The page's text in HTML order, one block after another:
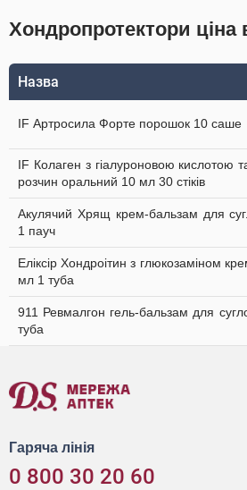
Хондропротектори ціна
Назва
IF Артросила Форте порошок 10 саше
IF Колаген з гіалуроновою кислотою
розчин оральний 10 мл 30 стіків
Акулячий Хрящ крем-бальзам для
1 пауч
Еліксір Хондроітин з глюкозаміном
мл 1 туба
911 Ревмалгон гель-бальзам для
туба
Гаряча лінія
0 800 30 20 60